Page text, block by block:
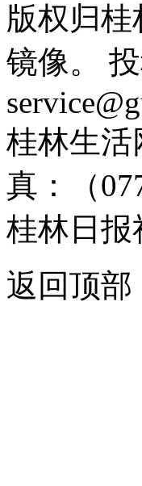
版权归
镜像。
桂林生活
真：（
桂林日报
返回顶部